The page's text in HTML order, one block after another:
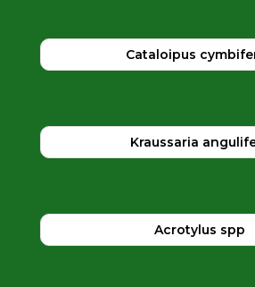
Cataloipus
Kraussaria
Acrotylus spp